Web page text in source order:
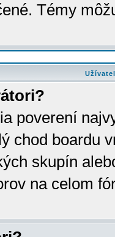
Témy
poverení
chod boardu
skupín
na celom